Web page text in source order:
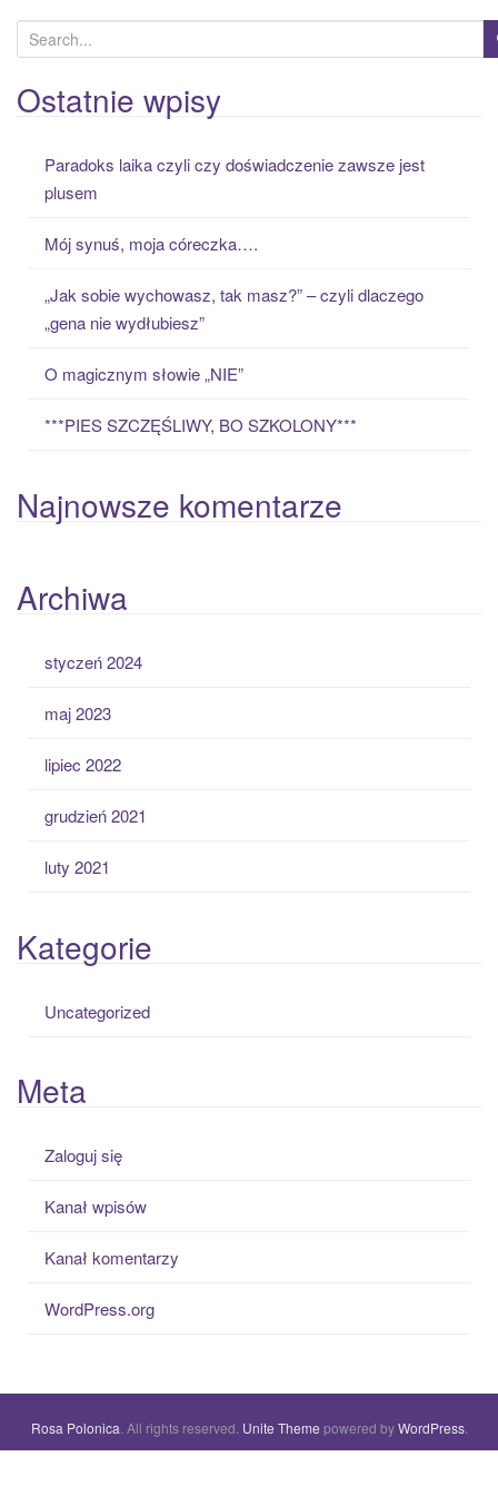
e
a
r
Ostatnie wpisy
Paradoks laika czyli czy doświadczenie zawsze jest
plusem
Mój synuś, moja córeczka….
„Jak sobie wychowasz, tak masz?” – czyli dlaczego
„gena nie wydłubiesz”
O magicznym słowie „NIE”
***PIES SZCZĘŚLIWY, BO SZKOLONY***
Najnowsze komentarze
Archiwa
styczeń 2024
maj 2023
lipiec 2022
grudzień 2021
luty 2021
Kategorie
Uncategorized
Meta
Zaloguj się
Kanał wpisów
Kanał komentarzy
WordPress.org
Rosa Polonica . All rights reserved. Unite Theme powered byWordPress.